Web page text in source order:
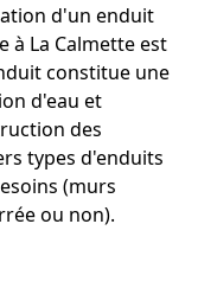
d'un enduit
à La Calmette est
constitue une
d'eau et
des
types d'enduits
(murs
ou non).